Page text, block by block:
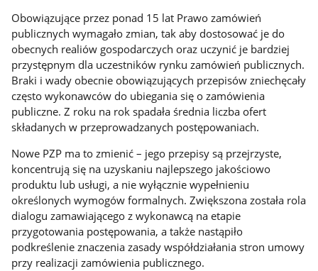
Obowiązujące przez ponad 15 lat Prawo zamówień
publicznych wymagało zmian, tak aby dostosować je do
obecnych realiów gospodarczych oraz uczynić je bardziej
przystępnym dla uczestników rynku zamówień publicznych.
Braki i wady obecnie obowiązujących przepisów zniechęcały
często wykonawców do ubiegania się o zamówienia
publiczne. Z roku na rok spadała średnia liczba ofert
składanych w przeprowadzanych postępowaniach.
Nowe PZP ma to zmienić – jego przepisy są przejrzyste,
koncentrują się na uzyskaniu najlepszego jakościowo
produktu lub usługi, a nie wyłącznie wypełnieniu
określonych wymogów formalnych. Zwiększona została rola
dialogu zamawiającego z wykonawcą na etapie
przygotowania postępowania, a także nastąpiło
podkreślenie znaczenia zasady współdziałania stron umowy
przy realizacji zamówienia publicznego.